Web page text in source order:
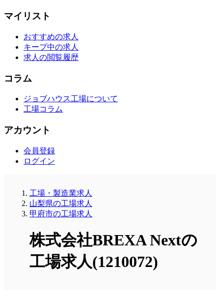
マイリスト
おすすめの求人
キープ中の求人
求人の閲覧履歴
コラム
ジョブハウス工場について
工場コラム
アカウント
会員登録
ログイン
工場・製造業求人
山梨県の工場求人
甲府市の工場求人
株式会社BREXA Nextの
工場求人(1210072)